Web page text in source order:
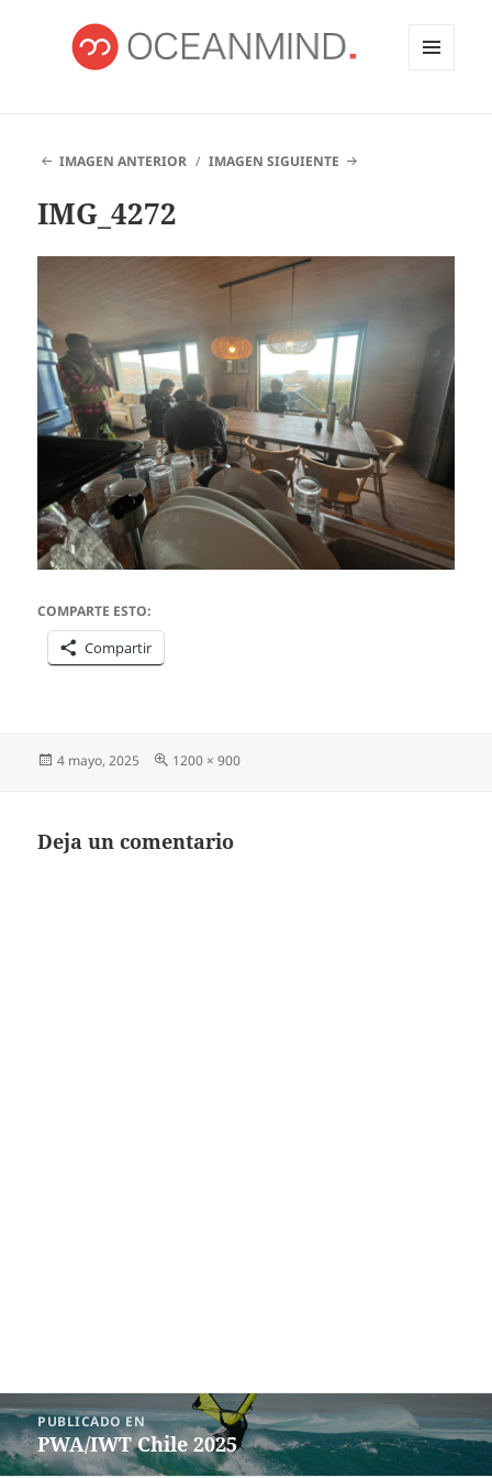
IMAGEN ANTERIOR IMAGEN SIGUIENTE
IMG_4272
COMPARTE ESTO:
Compartir
Publicado
4 mayo, 2025
Tamaño
1200 × 900
Deja un comentario
Navegación
de
entradas
PUBLICADO EN
PWA/IWT Chile 2025